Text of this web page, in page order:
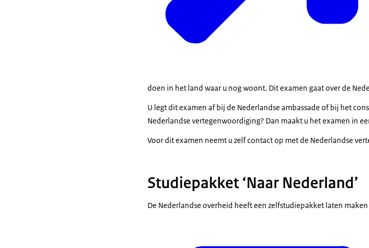
doen in het land waar u nog woont. Dit examen gaat over de
U legt dit examen af bij de Nederlandse ambassade of bij het
Nederlandse vertegenwoordiging? Dan maakt u het examen in
Voor dit examen neemt u zelf contact op met de Nederlandse
Studiepakket ‘Naar Nederland’
De Nederlandse overheid heeft een zelfstudiepakket laten maken